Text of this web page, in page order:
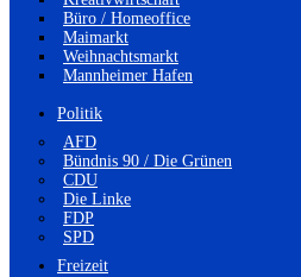
Büro / Homeoffice
Maimarkt
Weihnachtsmarkt
Mannheimer Hafen
Politik
AFD
Bündnis 90 / Die Grünen
CDU
Die Linke
FDP
SPD
Freizeit